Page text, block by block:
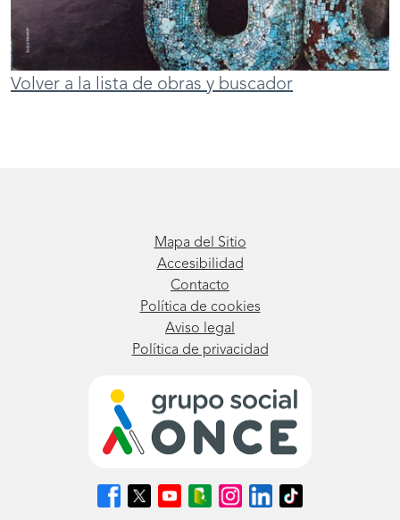
Volver a la lista de obras y buscador
Mapa del Sitio
Accesibilidad
Contacto
Política de cookies
Aviso legal
Política de privacidad
Síguenos
en
Síguenos
en
Síguenos
en
Síguenos
en
Síguenos
en
Síguenos
en
Síguenos
en